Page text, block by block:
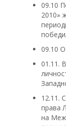
09.10
2010»
09.10
01.11.
12.11.
права
на